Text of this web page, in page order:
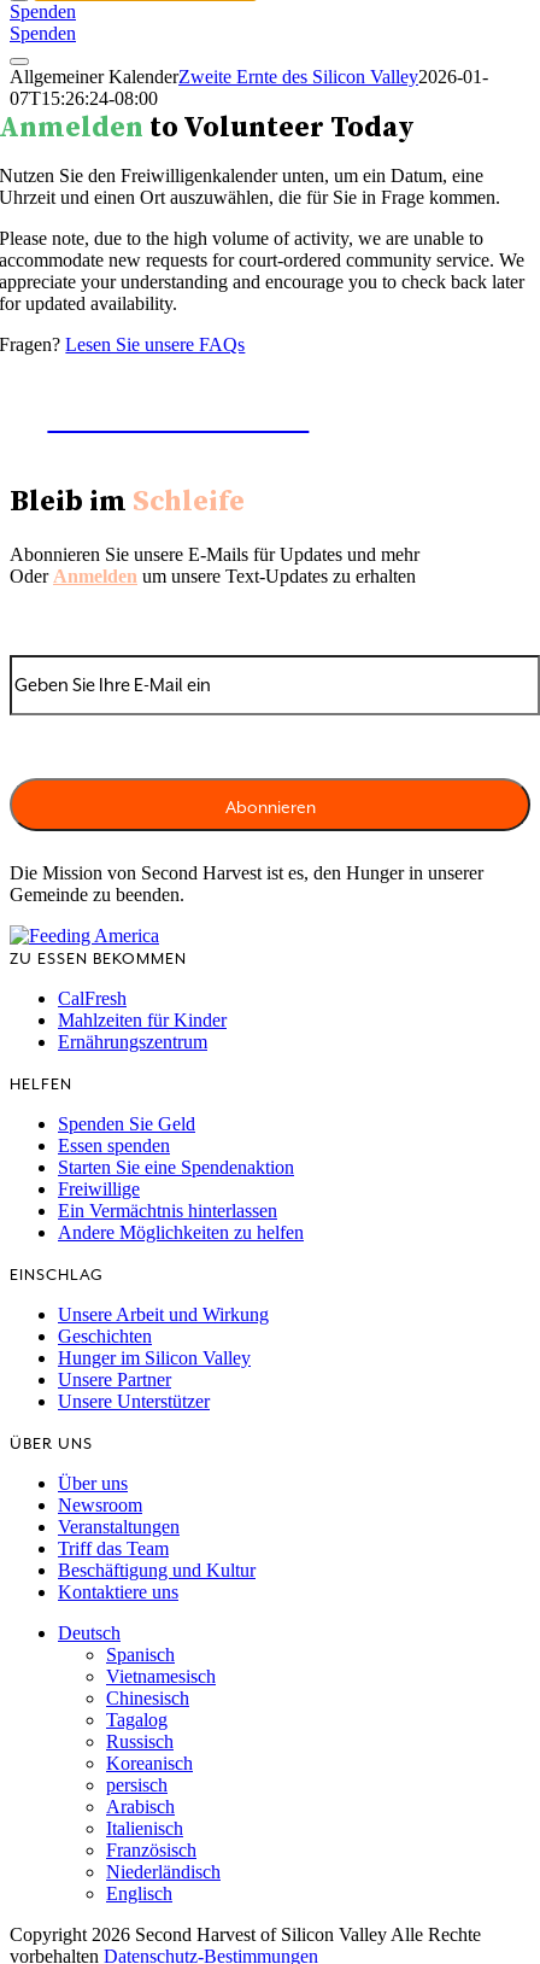
Spenden
Spenden
Allgemeiner KalenderZweite Ernte des Silicon Valley2026-01-
07T15:26:24-08:00
Anmelden to Volunteer Today
Nutzen Sie den Freiwilligenkalender unten, um ein Datum, eine
Uhrzeit und einen Ort auszuwählen, die für Sie in Frage kommen.
Please note, due to the high volume of activity, we are unable to
accommodate new requests for court-ordered community service. We
appreciate your understanding and encourage you to check back later
for updated availability.
Fragen?Lesen Sie unsere FAQs
Bleib im Schleife
Abonnieren Sie unsere E-Mails für Updates und mehr
Oder Anmelden um unsere Text-Updates zu erhalten
Die Mission von Second Harvest ist es, den Hunger in unserer
Gemeinde zu beenden.
ZU ESSEN BEKOMMEN
CalFresh
Mahlzeiten für Kinder
Ernährungszentrum
HELFEN
Spenden Sie Geld
Essen spenden
Starten Sie eine Spendenaktion
Freiwillige
Ein Vermächtnis hinterlassen
Andere Möglichkeiten zu helfen
EINSCHLAG
Unsere Arbeit und Wirkung
Geschichten
Hunger im Silicon Valley
Unsere Partner
Unsere Unterstützer
ÜBER UNS
Über uns
Newsroom
Veranstaltungen
Triff das Team
Beschäftigung und Kultur
Kontaktiere uns
Deutsch
Spanisch
Vietnamesisch
Chinesisch
Tagalog
Russisch
Koreanisch
persisch
Arabisch
Italienisch
Französisch
Niederländisch
Englisch
Copyright 2026 Second Harvest of Silicon Valley Alle Rechte
vorbehalten Datenschutz-Bestimmungen